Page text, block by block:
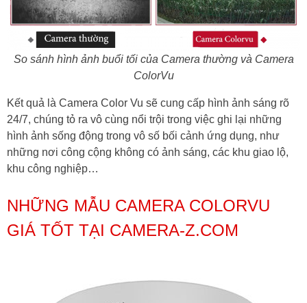
So sánh hình ảnh buổi tối của Camera thường và Camera
ColorVu
Kết quả là Camera Color Vu sẽ cung cấp hình ảnh sáng rõ
24/7, chúng tỏ ra vô cùng nổi trội trong việc ghi lại những
hình ảnh sống động trong vô số bối cảnh ứng dụng, như
những nơi công cộng không có ảnh sáng, các khu giao lộ,
khu công nghiệp…
NHỮNG MẪU CAMERA COLORVU
GIÁ TỐT TẠI CAMERA-Z.COM